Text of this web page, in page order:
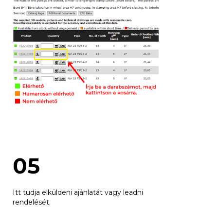
05
Itt tudja elküldeni ajánlatát vagy leadni
rendelését.